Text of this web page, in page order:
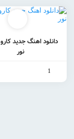
دانلود اهنگ جدید
نور
1